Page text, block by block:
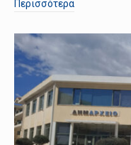
Περισσότερα